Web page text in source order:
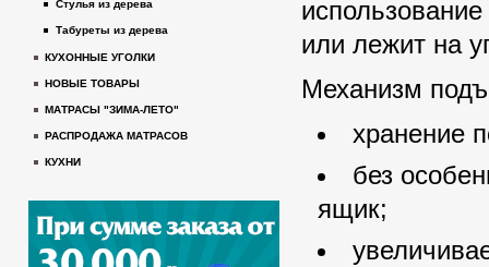
или лежит на
Механизм
хранение
без
ящик;
Стулья из дерева
Табуреты из дерева
КУХОННЫЕ УГОЛКИ
НОВЫЕ ТОВАРЫ
МАТРАСЫ "ЗИМА-ЛЕТО"
РАСПРОДАЖА МАТРАСОВ
КУХНИ